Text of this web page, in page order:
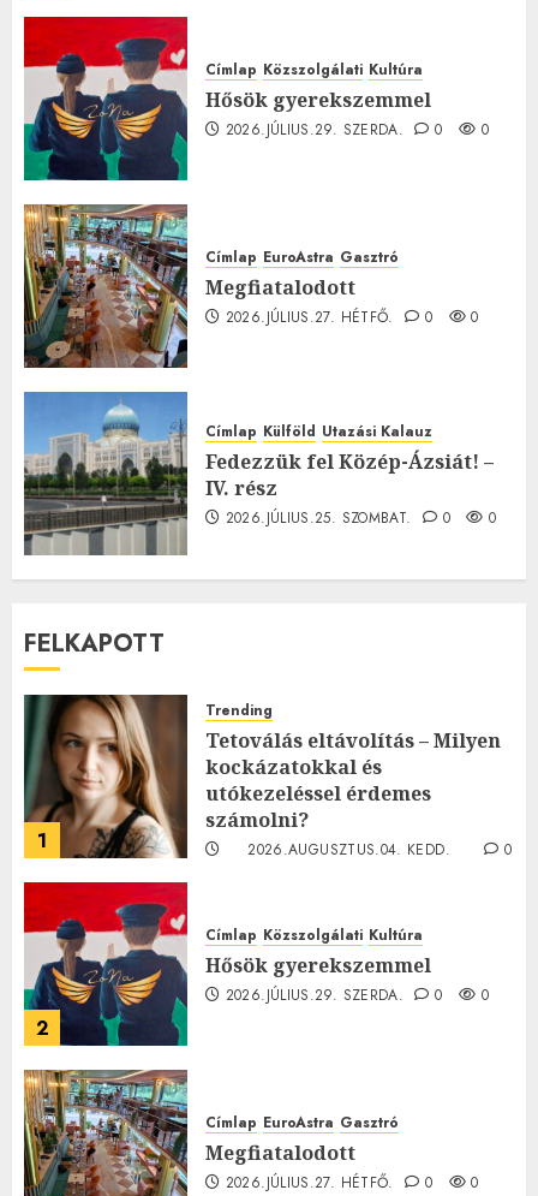
Címlap Közszolgálati Kultúra
Hősök gyerekszemmel
2026.JÚLIUS.29. SZERDA. 0 0
Címlap EuroAstra Gasztró
Megfiatalodott
2026.JÚLIUS.27. HÉTFŐ. 0 0
Címlap Külföld Utazási Kalauz
Fedezzük fel Közép-Ázsiát! –
IV. rész
2026.JÚLIUS.25. SZOMBAT. 0 0
FELKAPOTT
1
Trending
Tetoválás eltávolítás – Milyen
kockázatokkal és
utókezeléssel érdemes
számolni?
2026.AUGUSZTUS.04. KEDD.
0
2
Címlap Közszolgálati Kultúra
Hősök gyerekszemmel
2026.JÚLIUS.29. SZERDA. 0 0
Címlap EuroAstra Gasztró
Megfiatalodott
2026.JÚLIUS.27. HÉTFŐ. 0 0